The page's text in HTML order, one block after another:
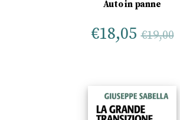
Auto in panne
€18,05 €19,00